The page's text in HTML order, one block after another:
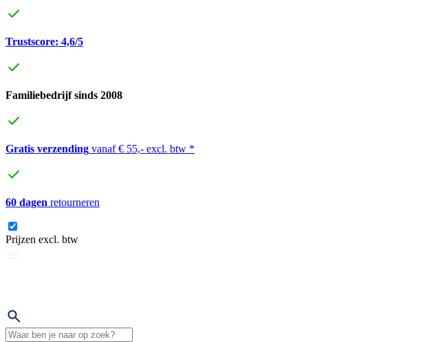
Trustscore: 4,6/5
Familiebedrijf sinds 2008
Gratis verzending vanaf € 55,- excl. btw *
60 dagen retourneren
Prijzen excl. btw